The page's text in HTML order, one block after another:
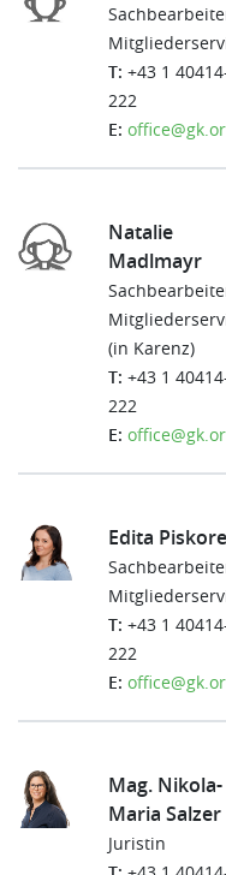
T: +43 1
222
E:
Natalie
Madlmayr
(in Karenz)
T: +43 1
222
E:
Edita
T: +43 1
222
E:
Mag. Nikola-
Maria Salzer
Juristin